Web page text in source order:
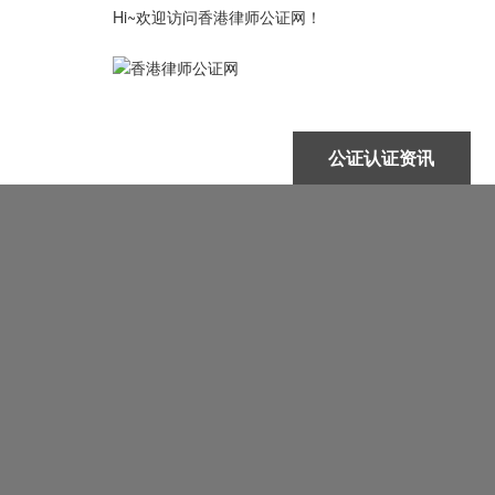
Hi~欢迎访问香港律师公证网！
公证认证资讯